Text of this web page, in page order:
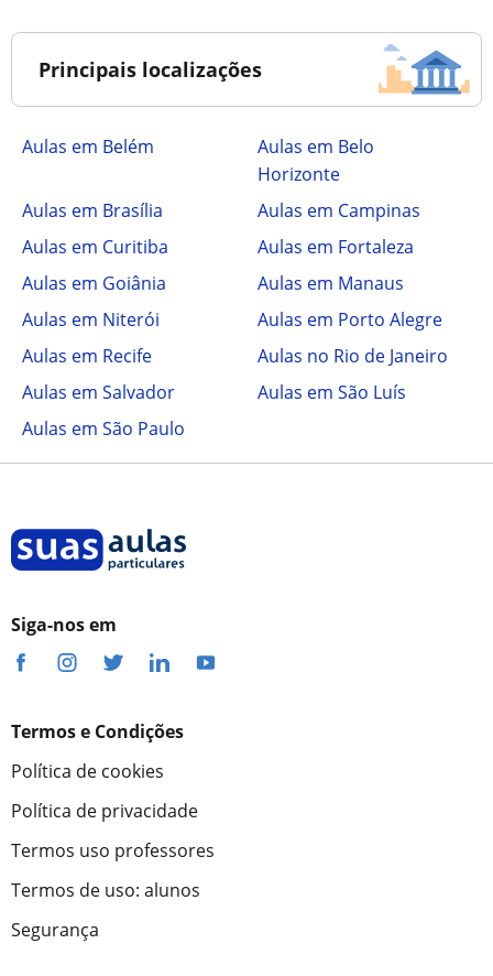
Principais localizações
Aulas em Belém
Aulas em Belo
Horizonte
Aulas em Brasília
Aulas em Campinas
Aulas em Curitiba
Aulas em Fortaleza
Aulas em Goiânia
Aulas em Manaus
Aulas em Niterói
Aulas em Porto Alegre
Aulas em Recife
Aulas no Rio de Janeiro
Aulas em Salvador
Aulas em São Luís
Aulas em São Paulo
Siga-nos em
Termos e Condições
Política de cookies
Política de privacidade
Termos uso professores
Termos de uso: alunos
Segurança